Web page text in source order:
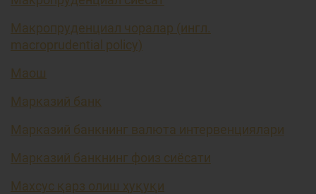
Макропруденциал чоралар (ингл.
macroprudential policy)
Маош
Марказий банк
Марказий банкнинг валюта интервенциялари
Марказий банкнинг фоиз сиёсати
Махсус қарз олиш ҳуқуқи